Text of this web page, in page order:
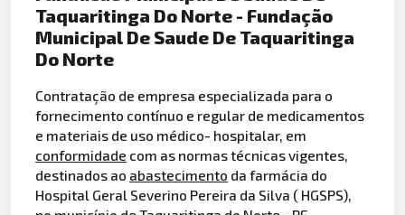
Taquaritinga Do Norte - Fundação
Municipal De Saude De Taquaritinga
Do Norte
Contratação de empresa especializada para o
fornecimento contínuo e regular de medicamentos
e materiais de uso médico- hospitalar, em
conformidade com as normas técnicas vigentes,
destinados ao abastecimento da farmácia do
Hospital Geral Severino Pereira da Silva ( HGSPS),